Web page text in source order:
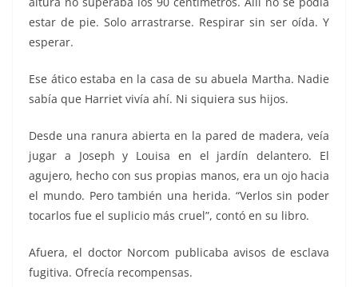
estar de pie. Solo arrastrarse. Respirar sin ser oída. Y
esperar.
Ese ático estaba en la casa de su abuela Martha. Nadie
sabía que Harriet vivía ahí. Ni siquiera sus hijos.
Desde una ranura abierta en la pared de madera, veía
jugar a Joseph y Louisa en el jardín delantero. El
agujero, hecho con sus propias manos, era un ojo hacia
el mundo. Pero también una herida. “Verlos sin poder
tocarlos fue el suplicio más cruel”, contó en su libro.
Afuera, el doctor Norcom publicaba avisos de esclava
fugitiva. Ofrecía recompensas.